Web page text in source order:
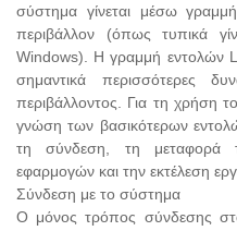
σύστημα γίνεται μέσω
περιβάλλον (όπως τυπικά
Windows). Η γραμμή εντολών
σημαντικά περισσότερες
περιβάλλοντος. Για τη χρήση
γνώση των βασικότερων
τη σύνδεση, τη μεταφορά
εφαρμογών και την εκτέλεση
Σύνδεση με το σύστημα
O μόνος τρόπος σύνδεσης